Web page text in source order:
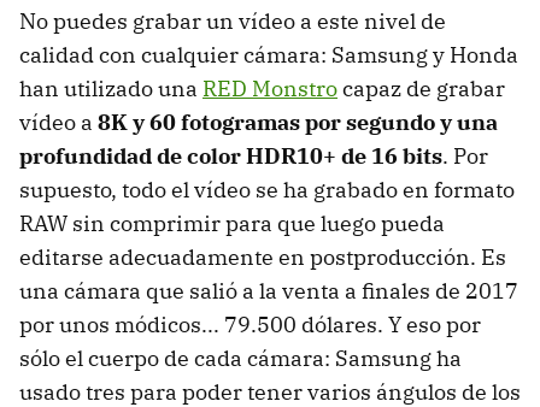
No puedes grabar un vídeo a este nivel de
calidad con cualquier cámara: Samsung y Honda
han utilizado una RED Monstrocapaz de grabar
vídeo a 8K y 60 fotogramas por segundo y una
profundidad de color HDR10+ de 16 bits. Por
supuesto, todo el vídeo se ha grabado en formato
RAW sin comprimir para que luego pueda
editarse adecuadamente en postproducción. Es
una cámara que salió a la venta a finales de 2017
por unos módicos... 79.500 dólares. Y eso por
sólo el cuerpo de cada cámara: Samsung ha
usado tres para poder tener varios ángulos de los